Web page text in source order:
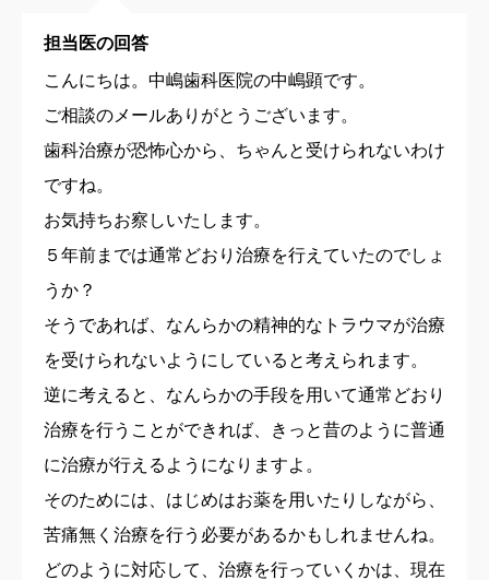
担当医の回答
こんにちは。中嶋歯科医院の中嶋顕です。
ご相談のメールありがとうございます。
歯科治療が恐怖心から、ちゃんと受けられないわけ
ですね。
お気持ちお察しいたします。
５年前までは通常どおり治療を行えていたのでしょ
うか？
そうであれば、なんらかの精神的なトラウマが治療
を受けられないようにしていると考えられます。
逆に考えると、なんらかの手段を用いて通常どおり
治療を行うことができれば、きっと昔のように普通
に治療が行えるようになりますよ。
そのためには、はじめはお薬を用いたりしながら、
苦痛無く治療を行う必要があるかもしれませんね。
どのように対応して、治療を行っていくかは、現在